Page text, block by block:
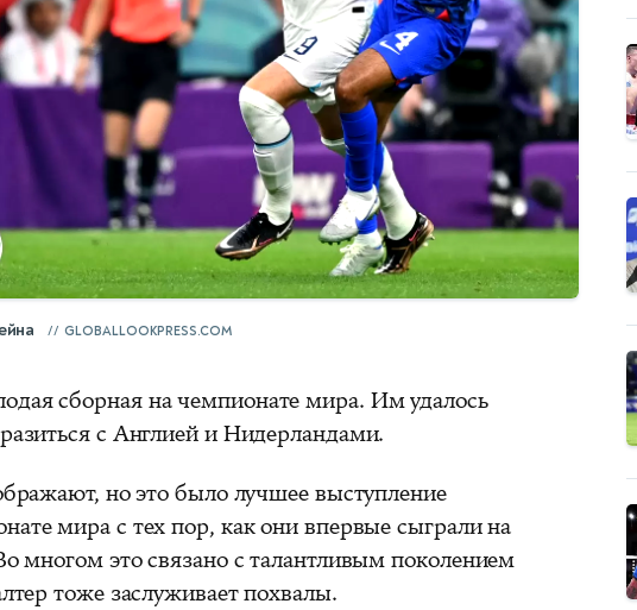
GLOBALLOOKPRESS.COM
сборная на чемпионате мира. Им удалось
с Англией и Нидерландами.
но это было лучшее выступление
мира с тех пор, как они впервые сыграли на
многом это связано с талантливым поколением
тоже заслуживает похвалы.